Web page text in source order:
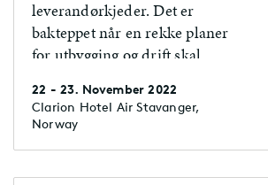
leverandørkjeder. Det er
bakteppet når en rekke planer
for utbygging og drift skal
før nyttår. Hvordan
oljeselskaper og øvrig industri
22 - 23. November 2022
Clarion Hotel Air Stavanger,
Norway